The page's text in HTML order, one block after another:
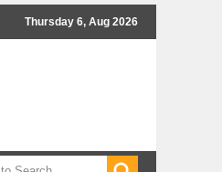
Thursday 6, Aug 2026